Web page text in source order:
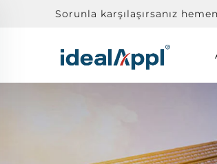
Sorunla karşılaşırsanız